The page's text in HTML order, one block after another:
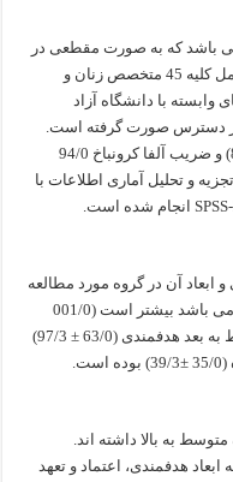
باشد که به صورت مقطعی در
سال 1400 اجرا شده است. جامعه آماری شامل کلیه 45 متخصص زنان و
وابسته با دانشگاه آزاد
در دسترس صورت گرفته است.
پرسشنامه ی نچیونی با CVI مناسب (1- 87/0) و ضریب آلفا کرونباخ 94/0
و تحلیل آماری اطلاعات با
ابعاد آن در گروه مورد مطالعه
بصورت معنی داری از حد متوسط که عدد 3 می باشد بیشتر است (001/0
<p). بیشترین نمره در ابعاد پرسشنامه مربوط به بعد هدفمندی (63/0 ± 97/3)
به بالا داشته اند.
هدفمندی، اعتماد و تعهد